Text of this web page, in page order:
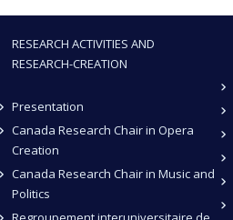
RESEARCH ACTIVITIES AND
RESEARCH-CREATION
Presentation
Canada Research Chair in Opera
Creation
Canada Research Chair in Music and
Politics